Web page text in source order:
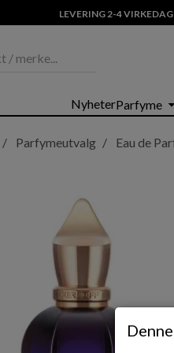
LEVERING 2-4
merke...
NyheterParfymearrow_drop_down
Parfymeutvalg Eau de